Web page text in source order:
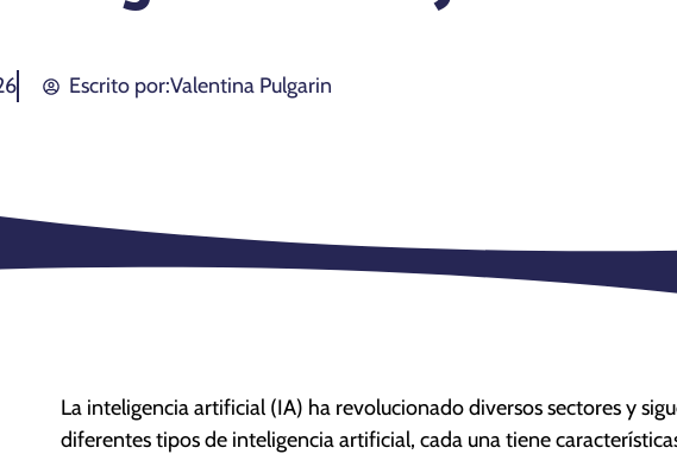
Escrito por:Valentina Pulgarin
La inteligencia artificial (IA) ha revolucionado diversos sectores y
diferentes tipos de inteligencia artificial, cada una tiene